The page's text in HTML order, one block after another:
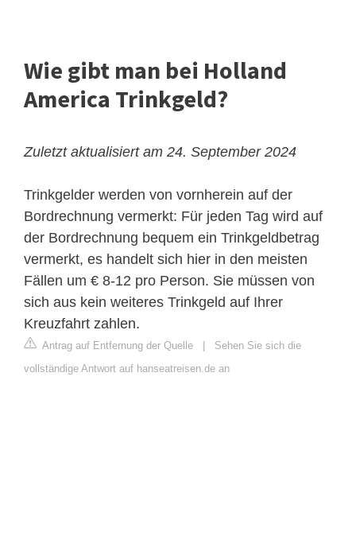
Wie gibt man bei Holland
America Trinkgeld?
Zuletzt aktualisiert am 24. September 2024
Trinkgelder werden von vornherein auf der
Bordrechnung vermerkt: Für jeden Tag wird auf
der Bordrechnung bequem ein Trinkgeldbetrag
vermerkt, es handelt sich hier in den meisten
Fällen um € 8-12 pro Person. Sie müssen von
sich aus kein weiteres Trinkgeld auf Ihrer
Kreuzfahrt zahlen.
Antrag auf Entfernung der Quelle
Sehen Sie sich die
vollständige Antwort auf hanseatreisen.de an